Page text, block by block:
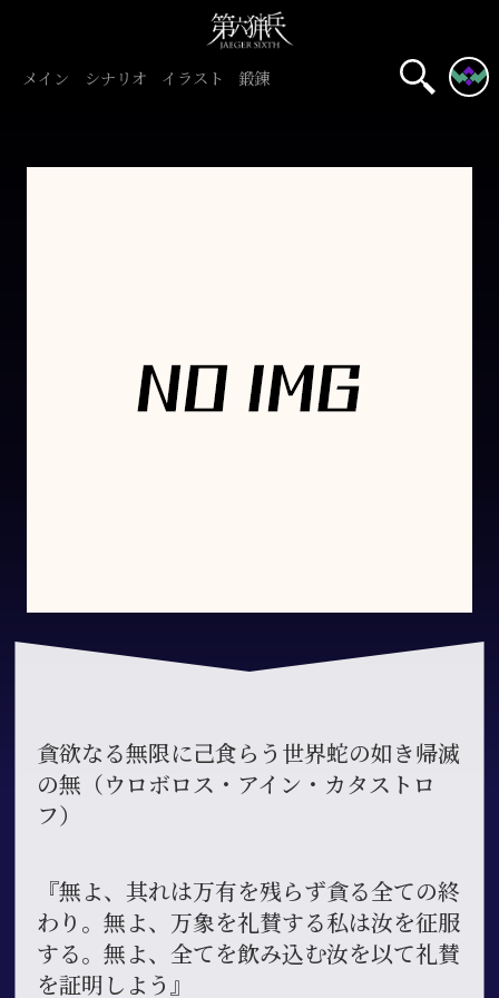
メイン シナリオ イラスト 鍛錬
貪欲なる無限に己食らう世界蛇の如き帰滅
の無（ウロボロス・アイン・カタストロ
フ）
『無よ、其れは万有を残らず貪る全ての終
わり。無よ、万象を礼賛する私は汝を征服
する。無よ、全てを飲み込む汝を以て礼賛
を証明しよう』